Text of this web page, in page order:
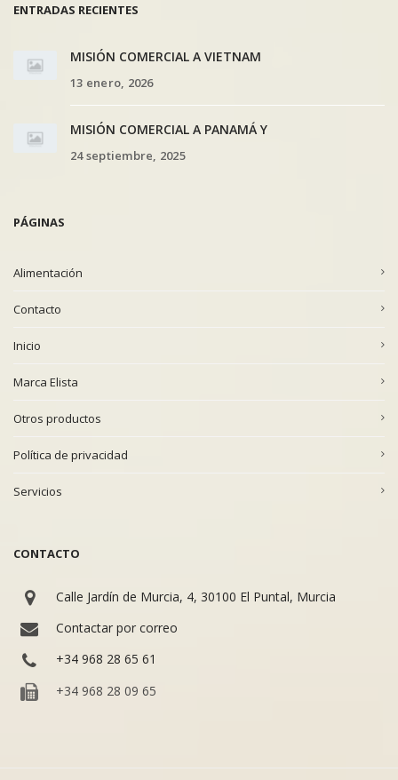
ENTRADAS RECIENTES
MISIÓN COMERCIAL A VIETNAM
13 enero, 2026
MISIÓN COMERCIAL A PANAMÁ Y
24 septiembre, 2025
PÁGINAS
Alimentación
Contacto
Inicio
Marca Elista
Otros productos
Política de privacidad
Servicios
CONTACTO
Calle Jardín de Murcia, 4, 30100 El Puntal, Murcia
Contactar por correo
+34 968 28 65 61
+34 968 28 09 65